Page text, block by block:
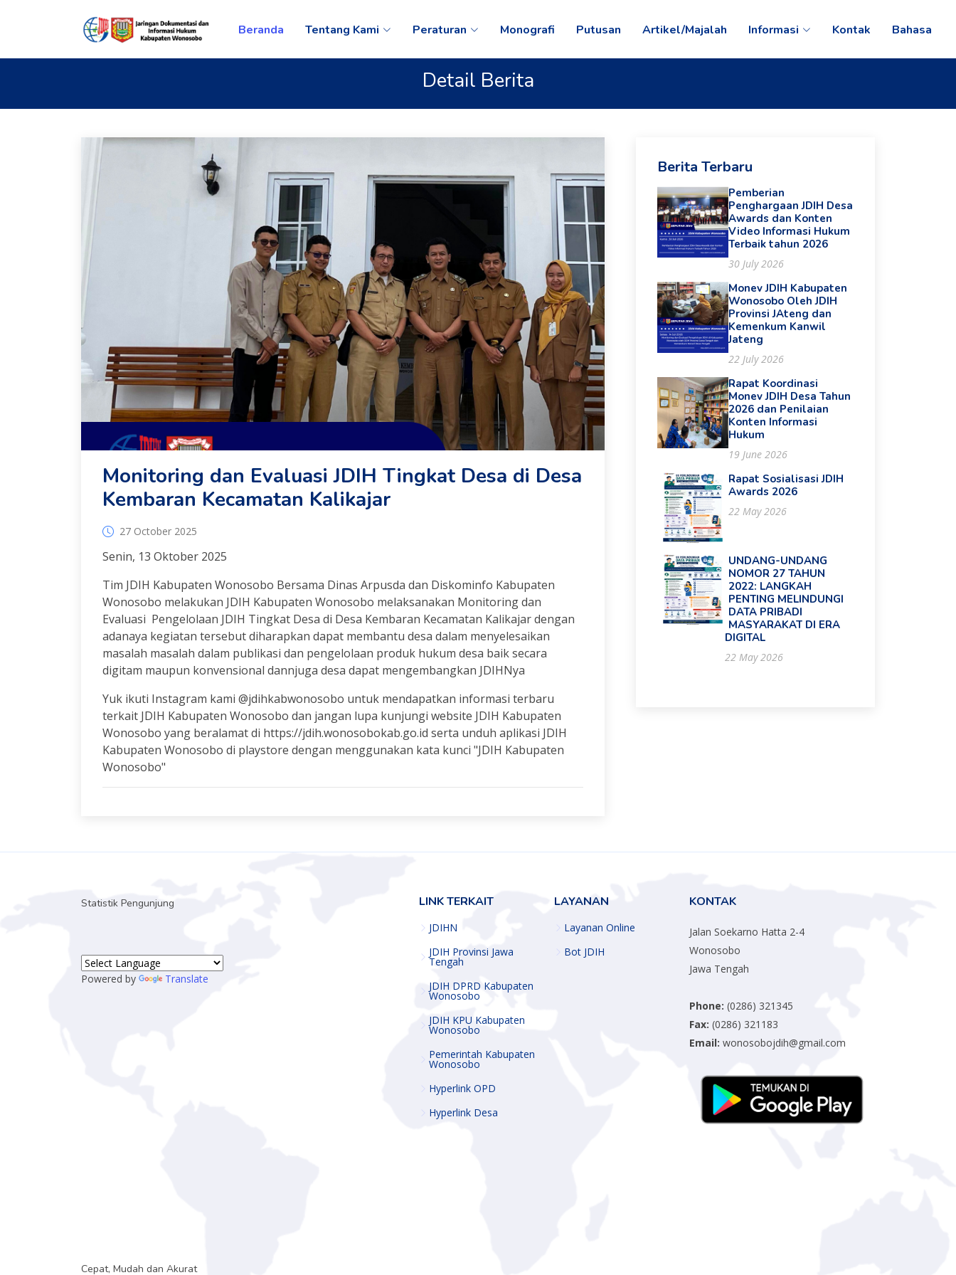
Beranda Tentang Kami Peraturan Monografi Putusan Artikel/Majalah Informasi Kontak Bahasa
Detail Berita
Monitoring dan Evaluasi JDIH Tingkat Desa di Desa
Kembaran Kecamatan Kalikajar
27 October 2025
Senin, 13 Oktober 2025
Tim JDIH Kabupaten Wonosobo Bersama Dinas Arpusda dan Diskominfo Kabupaten
Wonosobo melakukan JDIH Kabupaten Wonosobo melaksanakan Monitoring dan
Evaluasi Pengelolaan JDIH Tingkat Desa di Desa Kembaran Kecamatan Kalikajar dengan
adanaya kegiatan tersebut diharapkan dapat membantu desa dalam menyelesaikan
masalah masalah dalam publikasi dan pengelolaan produk hukum desa baik secara
digitam maupun konvensional dannjuga desa dapat mengembangkan JDIHNya
Yuk ikuti Instagram kami @jdihkabwonosobo untuk mendapatkan informasi terbaru
terkait JDIH Kabupaten Wonosobo dan jangan lupa kunjungi website JDIH Kabupaten
Wonosobo yang beralamat di https://jdih.wonosobokab.go.id serta unduh aplikasi JDIH
Kabupaten Wonosobo di playstore dengan menggunakan kata kunci "JDIH Kabupaten
Wonosobo"
Berita Terbaru
Pemberian
Penghargaan JDIH Desa
Awards dan Konten
Video Informasi Hukum
Terbaik tahun 2026
30 July 2026
Monev JDIH Kabupaten
Wonosobo Oleh JDIH
Provinsi JAteng dan
Kemenkum Kanwil
Jateng
22 July 2026
Rapat Koordinasi
Monev JDIH Desa Tahun
2026 dan Penilaian
Konten Informasi
Hukum
19 June 2026
Rapat Sosialisasi JDIH
Awards 2026
22 May 2026
UNDANG-UNDANG
NOMOR 27 TAHUN
2022: LANGKAH
PENTING MELINDUNGI
DATA PRIBADI
MASYARAKAT DI ERA
DIGITAL
22 May 2026
Statistik Pengunjung
Powered by Translate
Cepat, Mudah dan Akurat
LINK TERKAIT
JDIHN
JDIH Provinsi Jawa
Tengah
JDIH DPRD Kabupaten
Wonosobo
JDIH KPU Kabupaten
Wonosobo
Pemerintah Kabupaten
Wonosobo
Hyperlink OPD
Hyperlink Desa
LAYANAN
Layanan Online
Bot JDIH
KONTAK
Jalan Soekarno Hatta 2-4
Wonosobo
Jawa Tengah
Phone: (0286) 321345
Fax: (0286) 321183
Email: wonosobojdih@gmail.com